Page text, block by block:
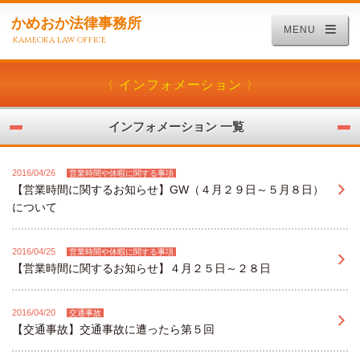
かめおか法律事務所
kameoka law office
MENU
〈 インフォメーション 〉
インフォメーション 一覧
2016/04/26 営業時間や休暇に関する事項
【営業時間に関するお知らせ】GW（４月２９日～５月８日）
について
2016/04/25 営業時間や休暇に関する事項
【営業時間に関するお知らせ】４月２５日～２８日
2016/04/20 交通事故
【交通事故】交通事故に遭ったら第５回